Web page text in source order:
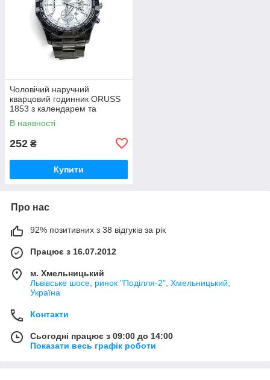
Чоловічий наручний
кварцовий годинник ORUSS
1853 з календарем та
металевим браслетом гурт
В наявності
252 ₴
Купити
Про нас
92% позитивних з 38 відгуків за рік
Працює з 16.07.2012
м. Хмельницький
Львівське шосе, ринок "Поділля-2", Хмельницький,
Україна
Контакти
Сьогодні працює з 09:00 до 14:00
Показати весь графік роботи